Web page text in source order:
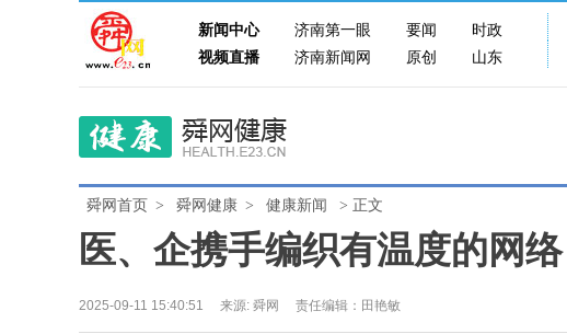
新闻中心 济南第一眼 要闻 时政
视频直播
济南新闻网 原创 山东
舜网首页 > 舜网健康 > 健康新闻 > 正文
医、企携手编织有温度的网
2025-09-11 15:40:51 来源: 舜网 责任编辑：田艳敏